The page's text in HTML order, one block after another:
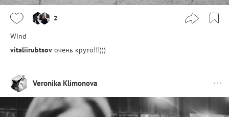
2
Wind
vitaliirubtsov очень круто!!!)))
Veronika Klimonova